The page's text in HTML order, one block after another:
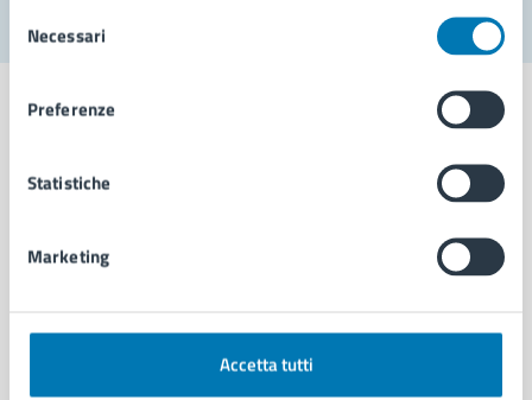
delNecessari
Preferenze
Statistiche
Marketing
Accetta tutti
Comune di Napoli
AMMINISTRAZIONE
Organi di governo